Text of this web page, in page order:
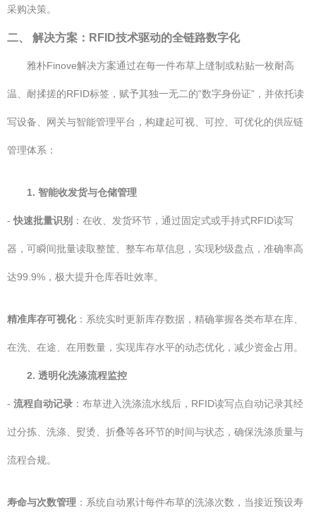
采购决策。
二、 解决方案：RFID技术驱动的全链路数字化
雅朴Finove解决方案通过在每一件布草上缝制或粘贴一枚耐高
温、耐揉搓的RFID标签，赋予其独一无二的“数字身份证”，并依托读
写设备、网关与智能管理平台，构建起可视、可控、可优化的供应链
管理体系：
1. 智能收发货与仓储管理
-快速批量识别 ：在收、发货环节，通过固定式或手持式RFID读写
器，可瞬间批量读取整筐、整车布草信息，实现秒级盘点，准确率高
达99.9%，极大提升仓库吞吐效率。
精准库存可视化：系统实时更新库存数据，精确掌握各类布草在库、
在洗、在途、在用数量，实现库存水平的动态优化，减少资金占用。
2. 透明化洗涤流程监控
- 流程自动记录 ：布草进入洗涤流水线后，RFID读写点自动记录其经
过分拣、洗涤、熨烫、折叠等各环节的时间与状态，确保洗涤质量与
流程合规。
寿命与次数管理 ：系统自动累计每件布草的洗涤次数，当接近预设寿